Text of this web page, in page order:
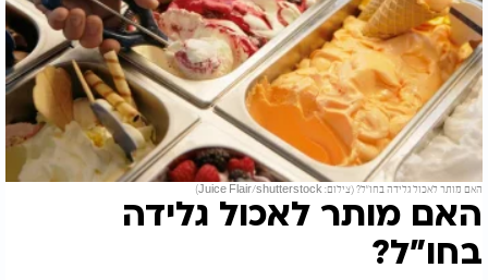
האם מותר לאכול גלידה בחו"ל? (צילום: Juice Flair/shutterstock)
האם מותר לאכול גלידה
בחו"ל?